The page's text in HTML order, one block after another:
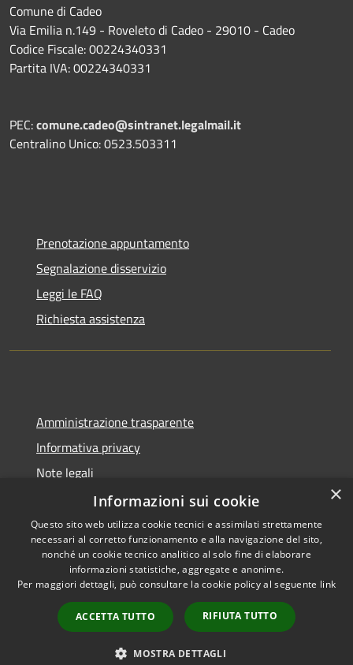
Comune di Cadeo
Via Emilia n.149 - Roveleto di Cadeo - 29010 - Cadeo
Codice Fiscale: 00224340331
Partita IVA: 00224340331
PEC:comune.cadeo@sintranet.legalmail.it
Centralino Unico: 0523.503311
Prenotazione appuntamento
Segnalazione disservizio
Leggi le FAQ
Richiesta assistenza
Amministrazione trasparente
Informativa privacy
Note legali
Dichiarazione di accessibilità
RSS
Accessibilità
Copyright © 2026 • Comune di
Municipium•
Accesso
redazione
×
Informazioni sui cookie
Questo sito web utilizza cookie tecnici e assimilati strettamente
necessari al corretto funzionamento e alla navigazione del sito,
nonché un cookie tecnico analitico al solo fine di elaborare
informazioni statistiche, aggregate e anonime.
Per maggiori dettagli, può consultare la cookie policy al seguente link
ACCETTA TUTTO RIFIUTA TUTTO
MOSTRA DETTAGLI